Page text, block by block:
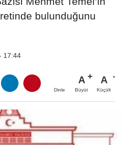
bulunduğunu
17:44
Dinle
A
Büyüt
A
Küçült